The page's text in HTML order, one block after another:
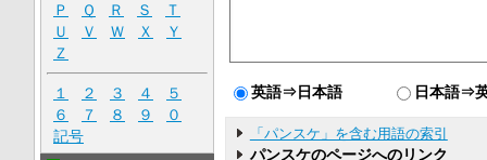
英語⇒日本語 日本語⇒
「パンスケ」を含む用語の索引
パンスケのページへのリンク
Ｐ
Ｑ Ｒ Ｓ
Ｔ
Ｕ
Ｖ Ｗ Ｘ
Ｙ
Ｚ
１ ２ ３ ４
５
６
７ ８ ９
０
記号